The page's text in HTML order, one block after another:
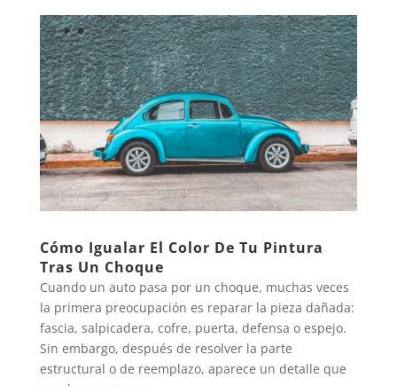
Cómo Igualar El Color De Tu Pintura
Tras Un Choque
Cuando un auto pasa por un choque, muchas veces
la primera preocupación es reparar la pieza dañada:
fascia, salpicadera, cofre, puerta, defensa o espejo.
Sin embargo, después de resolver la parte
estructural o de reemplazo, aparece un detalle que